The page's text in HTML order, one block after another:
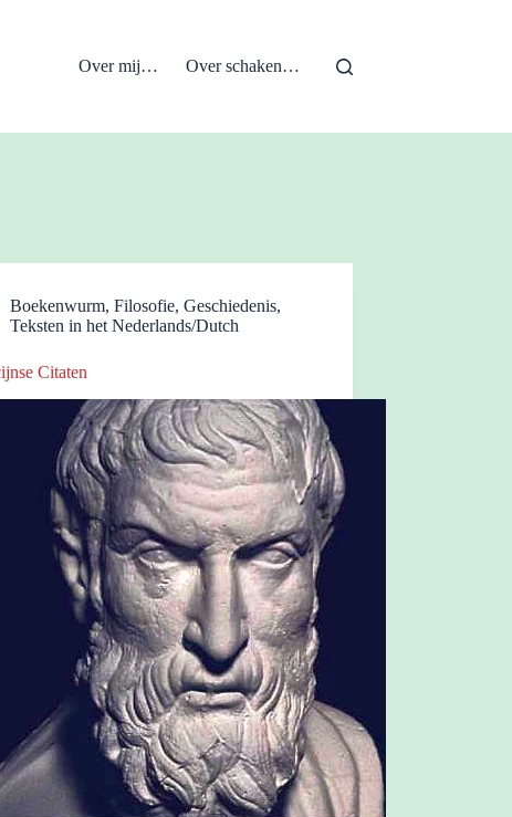
Over mij… Over schaken…
Boekenwurm, Filosofie, Geschiedenis,
Teksten in het Nederlands/Dutch
Citaten